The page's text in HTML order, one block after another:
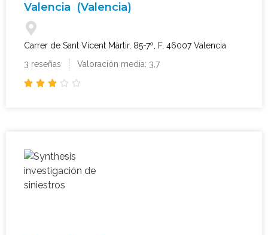
Valencia (Valencia)
Carrer de Sant Vicent Màrtir, 85-7º, F, 46007 Valencia
3 reseñas
Valoración media: 3,7
    